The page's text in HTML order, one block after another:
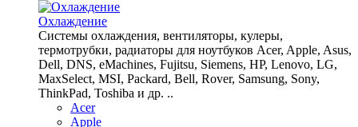
Охлаждение
Системы охлаждения, вентиляторы, кулеры,
термотрубки, радиаторы для ноутбуков Acer, Apple, Asus,
Dell, DNS, eMachines, Fujitsu, Siemens, HP, Lenovo, LG,
MaxSelect, MSI, Packard, Bell, Rover, Samsung, Sony,
ThinkPad, Toshiba и др. ..
Acer
Apple